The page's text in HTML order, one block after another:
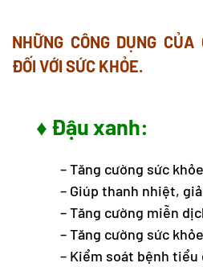
NHỮNG CÔNG DỤNG
ĐỐI VỚI SỨC KHỎE.
♦ Đậu xanh:
– Tăng cường sức
– Giúp thanh nhiệt,
– Tăng cường miễn
– Tăng cường sức
– Kiểm soát bệnh tiểu